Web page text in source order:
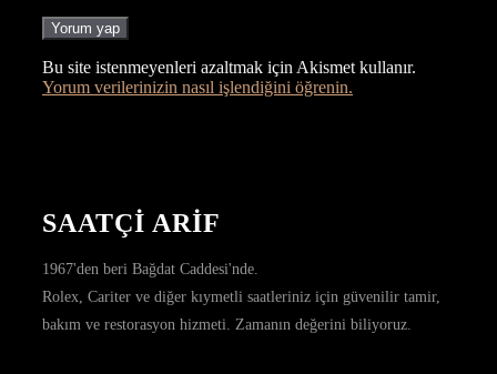
Bu site istenmeyenleri azaltmak için Akismet kullanır.
Yorum verilerinizin nasıl işlendiğini öğrenin.
SAATÇİ ARİF
1967'den beri Bağdat Caddesi'nde.
Rolex, Cariter ve diğer kıymetli saatleriniz için güvenilir tamir,
bakım ve restorasyon hizmeti. Zamanın değerini biliyoruz.